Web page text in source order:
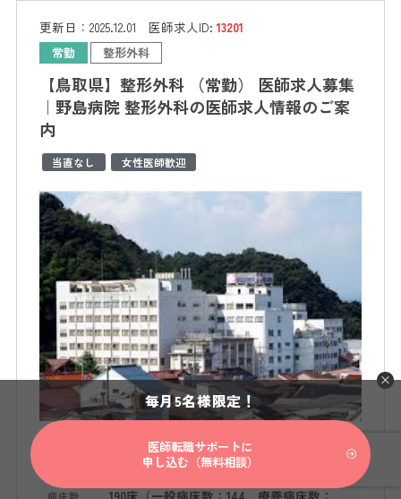
更新日： 2025.12.01 医師求人ID:13201
常勤 整形外科
【鳥取県】整形外科 （常勤） 医師求人募集
｜野島病院 整形外科の医師求人情報のご案
内
当直なし 女性医師歓迎
整形外科
病床数 190床（一般病床数：144、療養病床数：
毎月5名様限定！
医師転職サポートに
申し込む（無料相談）